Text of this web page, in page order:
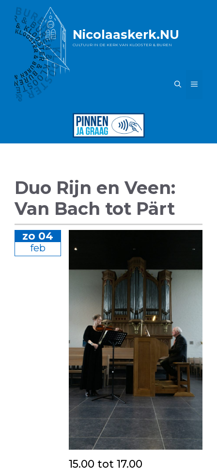
naar
inhoud
Nicolaaskerk.NU
CULTUUR IN DE KERK VAN KLOOSTER & BUREN
Duo Rijn en Veen:
Van Bach tot Pärt
zo 04
feb
15.00 tot 17.00